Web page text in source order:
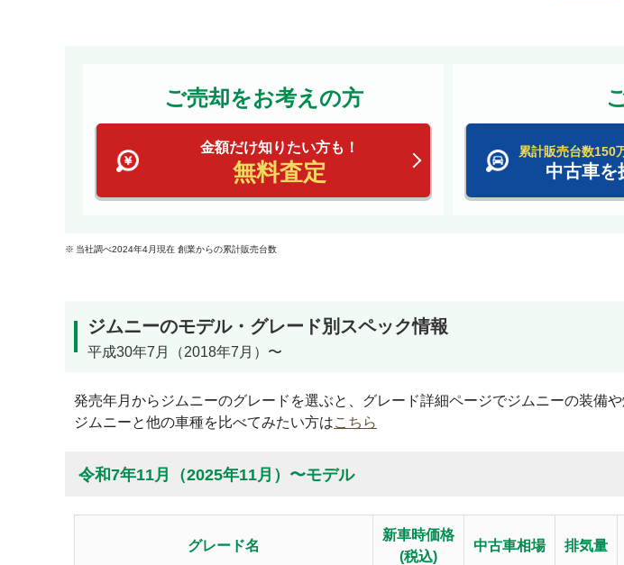
ご売却をお考えの方
金額だけ知りたい方も！
無料査定
累計販売台数150
中古車を
当社調べ2024年4月現在 創業からの累計販売台数
ジムニーのモデル・グレード別スペック情報
平成30年7月（2018年7月）〜
発売年月からジムニーのグレードを選ぶと、グレード詳細ページでジムニーの装備
ジムニーと他の車種を比べてみたい方はこちら
令和7年11月（2025年11月）〜モデル
グレード名
新車時価格
(税込)
中古車相場 排気量